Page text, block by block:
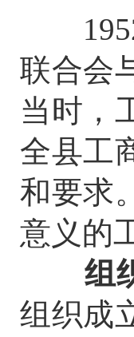
1952
联合会
当时，
全县工
和要求
意义的
组
组织成